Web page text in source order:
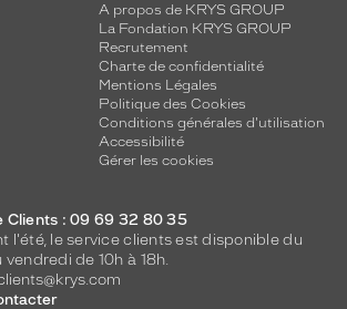
A propos de KRYS GROUP
La Fondation KRYS GROUP
Recrutement
Charte de confidentialité
Mentions Légales
Politique des Cookies
Conditions générales d'utilisation
Accessibilité
Gérer les cookies
Clients : 09 69 32 80 35
l'été, le service clients est disponible du
vendredi de 10h à 18h.